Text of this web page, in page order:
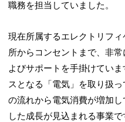
職務を担当していました。
現在所属するエレクトリフ
所からコンセントまで、非
よびサポートを手掛けてい
スとなる「電気」を取り扱
の流れから電気消費が増加
した成長が見込まれる事業で